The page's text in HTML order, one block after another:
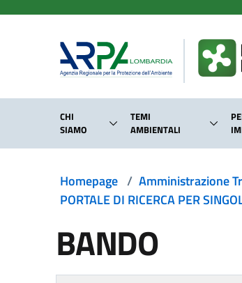
CHI
SIAMO
TEMI
AMBIENTALI
Homepage / Amministrazione
PORTALE DI RICERCA PER
BANDO